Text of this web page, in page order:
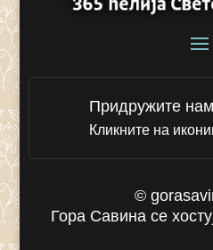
Придружите
Кликните на
©
Гора Савина се